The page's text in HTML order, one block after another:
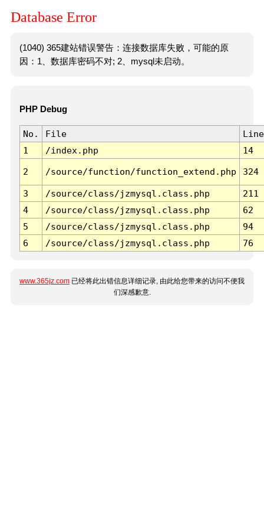
Database Error
(1040) 365建站错误警告：连接数据库失败，可能的原
因：1、数据库密码不对; 2、mysql未启动。
PHP Debug
No. File
Line
1
/index.php 14
2 /source/function/function_extend.php 324
3 /source/class/jzmysql.class.php
211
4
/source/class/jzmysql.class.php
62
5
/source/class/jzmysql.class.php
94
6
/source/class/jzmysql.class.php 76
www.365jz.com 已经将此出错信息详细记录, 由此给您带来的访问不便我
们深感歉意.